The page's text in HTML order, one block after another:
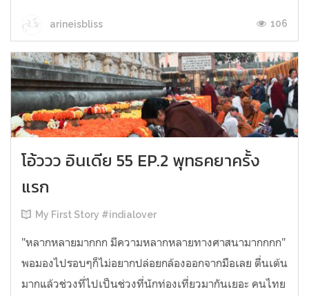
arineisbliss 106
โอ้ววว อินเดีย 55 EP.2 พุทธคยาครั้ง
แรก
My First Story #indialover
"หลากหลายมากกก มีความหลากหลายทางศาสนามากกกก"
พอมองไปรอบๆก็ไม่อยากปล่อยกล้องออกจากมือเลย ตื่นเต้น
มากแล้วช่วงที่ไปเป็นช่วงที่นักท่องเที่ยวมากันเยอะ คนไทย